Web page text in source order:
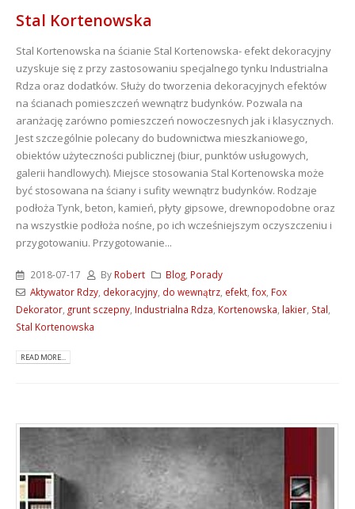
Stal Kortenowska
Stal Kortenowska na ścianie Stal Kortenowska- efekt dekoracyjny
uzyskuje się z przy zastosowaniu specjalnego tynku Industrialna
Rdza oraz dodatków. Służy do tworzenia dekoracyjnych efektów
na ścianach pomieszczeń wewnątrz budynków. Pozwala na
aranżację zarówno pomieszczeń nowoczesnych jak i klasycznych.
Jest szczególnie polecany do budownictwa mieszkaniowego,
obiektów użyteczności publicznej (biur, punktów usługowych,
galerii handlowych). Miejsce stosowania Stal Kortenowska może
być stosowana na ściany i sufity wewnątrz budynków. Rodzaje
podłoża Tynk, beton, kamień, płyty gipsowe, drewnopodobne oraz
na wszystkie podłoża nośne, po ich wcześniejszym oczyszczeniu i
przygotowaniu. Przygotowanie...
2018-07-17 By Robert Blog Porady
Aktywator Rdzy, dekoracyjny, do wewnątrz, efekt, fox, Fox
Dekorator grunt sczepny Industrialna Rdza Kortenowska lakier Stal
Stal Kortenowska
READ MORE...